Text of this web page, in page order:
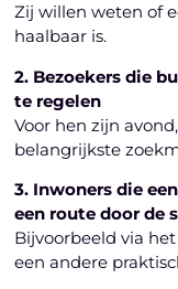
Zij willen weten of
haalbaar is.
2. Bezoekers die
te regelen
Voor hen zijn
belangrijkste
3. Inwoners die
een route door de
Bijvoorbeeld via
een andere